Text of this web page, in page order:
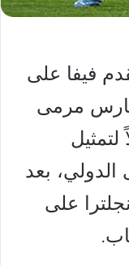
فيفا على
حارس مرمى
بعد
على